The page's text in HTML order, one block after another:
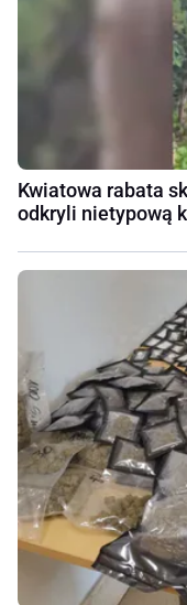
Kwiatowa rabata
odkryli nietypową